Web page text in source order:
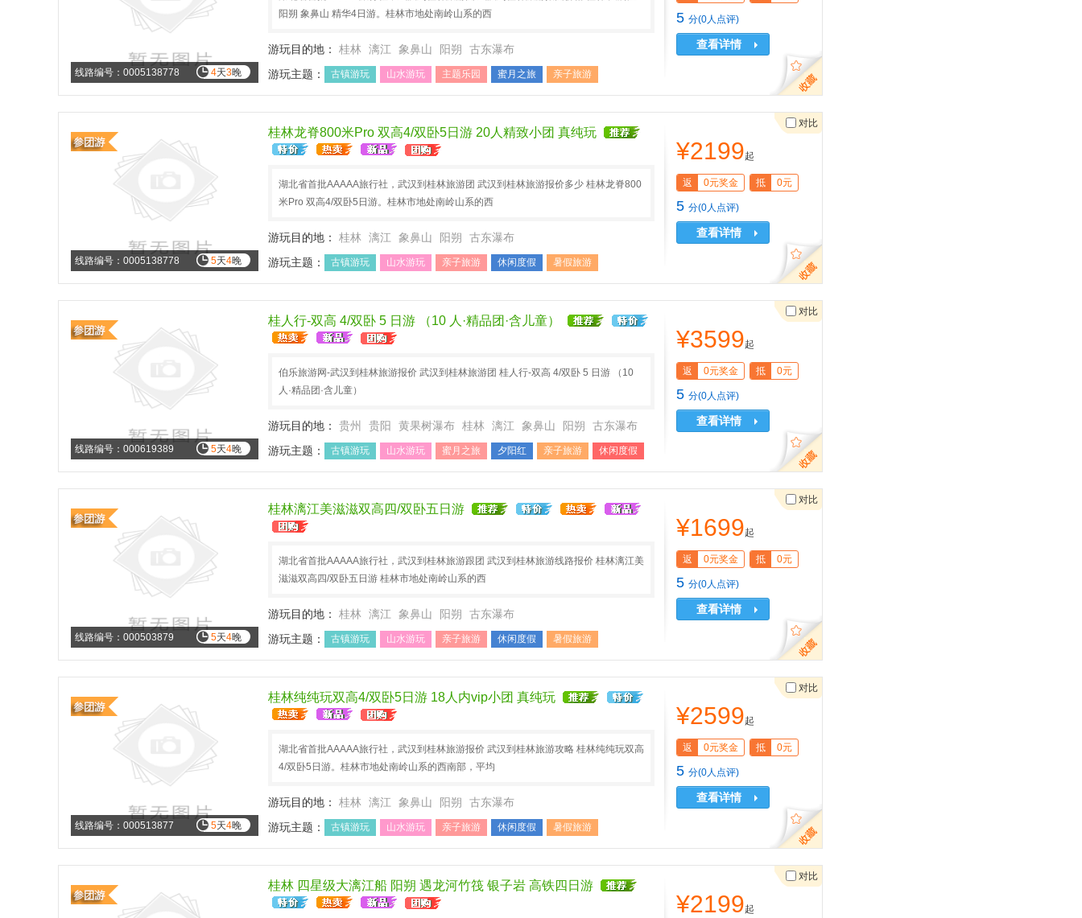
4天3晚
线路编号：0005138778
阳朔 象鼻山 精华4日游。桂林市地处南岭山系的西
游玩目的地： 桂林 漓江 象鼻山 阳朔
古东瀑布
游玩主题：
古镇游玩 山水游玩 主题乐园 蜜月之旅
亲子旅游
5 分(0人点评)
查看详情
5天4晚
线路编号：0005138778
桂林龙脊800米Pro 双高4/双卧5日游 20人精致小团 真纯玩
湖北省首批AAAAA旅行社，武汉到桂林旅游团 武汉到桂林旅游报价多少 桂林龙脊800
米Pro 双高4/双卧5日游。桂林市地处南岭山系的西
游玩目的地： 桂林 漓江 象鼻山 阳朔
古东瀑布
游玩主题：
古镇游玩 山水游玩 亲子旅游 休闲度假
暑假旅游
¥2199起
返 0元奖金 抵 0元
5 分(0人点评)
查看详情
对比
5天4晚
线路编号：000619389
桂人行-双高 4/双卧 5 日游 （10 人·精品团·含儿童）
伯乐旅游网-武汉到桂林旅游报价 武汉到桂林旅游团 桂人行-双高 4/双卧 5 日游 （10
人·精品团·含儿童）
游玩目的地： 贵州 贵阳 黄果树瀑布 桂林 漓江 象鼻山 阳朔
古东瀑布
乐满地
游玩主题： 古镇游玩 山水游玩 蜜月之旅 夕阳红 亲子旅游
休闲度假
¥3599起
返 0元奖金 抵 0元
5 分(0人点评)
查看详情
对比
5天4晚
线路编号：000503879
桂林漓江美滋滋双高四/双卧五日游
湖北省首批AAAAA旅行社，武汉到桂林旅游跟团 武汉到桂林旅游线路报价 桂林漓江美
滋滋双高四/双卧五日游 桂林市地处南岭山系的西
游玩目的地： 桂林 漓江 象鼻山 阳朔
古东瀑布
游玩主题：
古镇游玩 山水游玩 亲子旅游 休闲度假
暑假旅游
¥1699起
返 0元奖金 抵 0元
5 分(0人点评)
查看详情
对比
5天4晚
线路编号：000513877
桂林纯纯玩双高4/双卧5日游 18人内vip小团 真纯玩
湖北省首批AAAAA旅行社，武汉到桂林旅游报价 武汉到桂林旅游攻略 桂林纯纯玩双高
4/双卧5日游。桂林市地处南岭山系的西南部，平均
游玩目的地： 桂林 漓江 象鼻山 阳朔
古东瀑布
游玩主题：
古镇游玩 山水游玩 亲子旅游 休闲度假
暑假旅游
¥2599起
返 0元奖金 抵 0元
5 分(0人点评)
查看详情
对比
桂林 四星级大漓江船 阳朔 遇龙河竹筏 银子岩 高铁四日游
¥2199起
对比